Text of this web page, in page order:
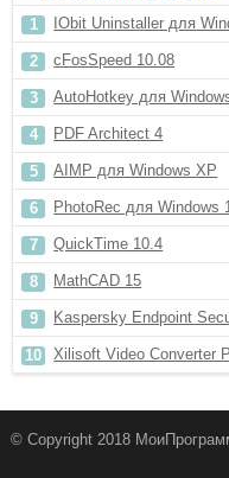
IObit Uninstaller для
cFosSpeed 10.08
AutoHotkey для
PDF Architect 4
AIMP для Windows XP
PhotoRec для Windows
QuickTime 10.4
MathCAD 15
Kaspersky Endpoint
Xilisoft Video Converter
© Copyright 2018